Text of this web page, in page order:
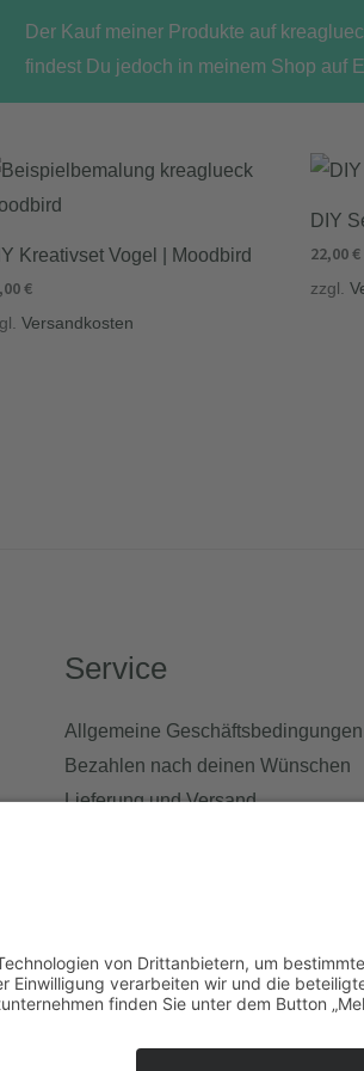
Der Kauf meiner Produkte auf
findest Du jedoch in meinem Shop auf
Kreativset Vogel | Moodbird
€
Versandkosten
DIY
22,00€
zzgl.
Service
Allgemeine Geschäftsbedingungen
Bezahlen nach deinen Wünschen
Lieferung und Versand